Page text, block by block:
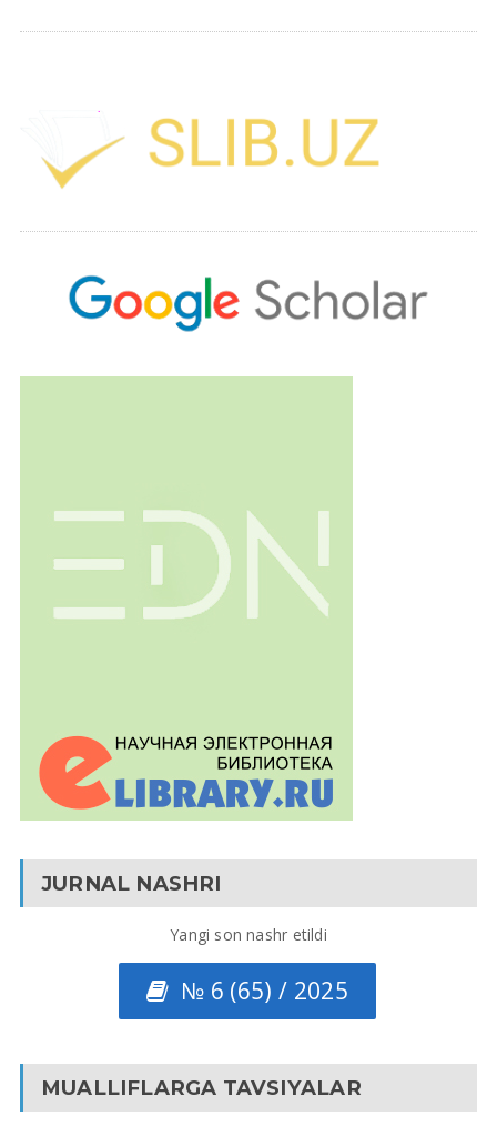
JURNAL NASHRI
Yangi son nashr etildi
№ 6 (65) / 2025
MUALLIFLARGA TAVSIYALAR